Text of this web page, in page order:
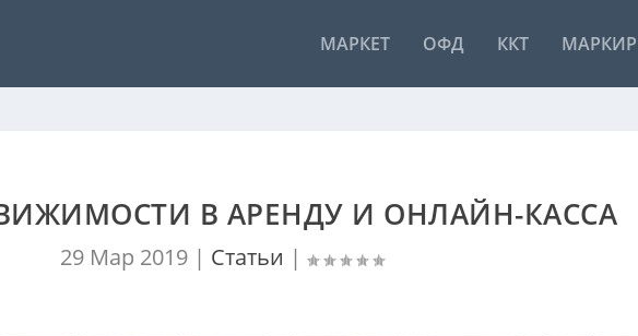
МАРКЕТ ОФД ККТ
В АРЕНДУ И ОНЛАЙН-КАССА
29 Мар 2019| Статьи |